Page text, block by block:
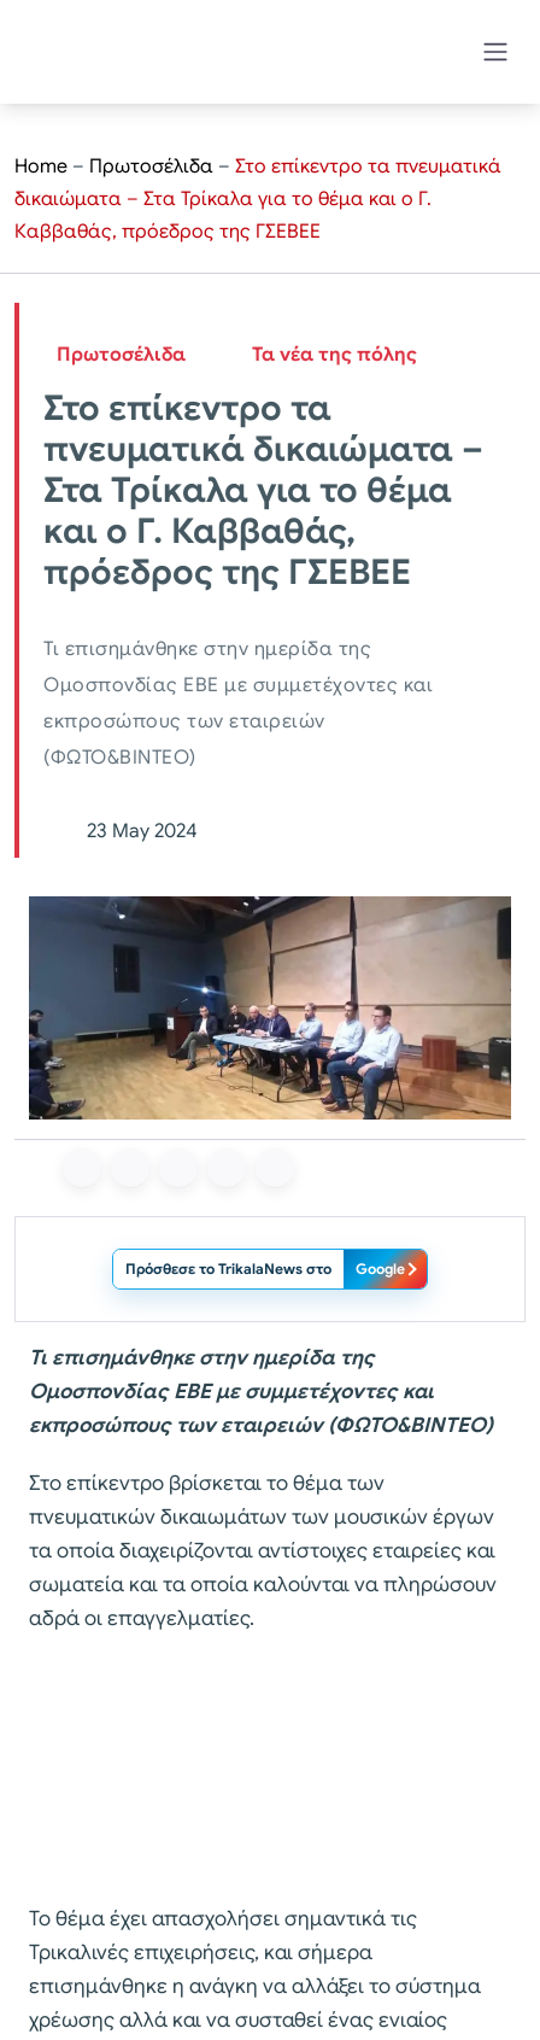
Home – Πρωτοσέλιδα – Στο επίκεντρο τα πνευματικά
δικαιώματα – Στα Τρίκαλα για το θέμα και ο Γ.
Καββαθάς, πρόεδρος της ΓΣΕΒΕΕ
Πρωτοσέλιδα Τα νέα της πόλης
Στο επίκεντρο τα
πνευματικά δικαιώματα –
Στα Τρίκαλα για το θέμα
και ο Γ. Καββαθάς,
πρόεδρος της ΓΣΕΒΕΕ
Τι επισημάνθηκε στην ημερίδα της
Ομοσπονδίας ΕΒΕ με συμμετέχοντες και
εκπροσώπους των εταιρειών
(ΦΩΤΟ&ΒΙΝΤΕΟ)
23 May 2024
Πρόσθεσε το TrikalaNews στο Google
Τι επισημάνθηκε στην ημερίδα της
Ομοσπονδίας ΕΒΕ με συμμετέχοντες και
εκπροσώπους των εταιρειών (ΦΩΤΟ&ΒΙΝΤΕΟ)
Στο επίκεντρο βρίσκεται το θέμα των
πνευματικών δικαιωμάτων των μουσικών έργων
τα οποία διαχειρίζονται αντίστοιχες εταιρείες και
σωματεία και τα οποία καλούνται να πληρώσουν
αδρά οι επαγγελματίες.
Το θέμα έχει απασχολήσει σημαντικά τις
Τρικαλινές επιχειρήσεις, και σήμερα
επισημάνθηκε η ανάγκη να αλλάξει το σύστημα
χρέωσης αλλά και να συσταθεί ένας ενιαίος